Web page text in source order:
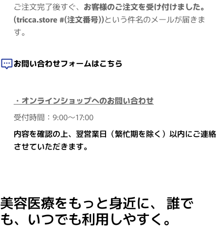
ご注文完了後すぐ、 お客様のご注文を受け付けました。
(tricca.store #(注文番号))という件名のメールが届きま
す。
お問い合わせフォームはこちら
・オンラインショップへのお問い合わせ
受付時間：9:00～17:00
内容を確認の上、翌営業日（繁忙期を除く）以内にご連絡
させていただきます。
美容医療をもっと身近に、 誰で
も、いつでも利用しやすく。